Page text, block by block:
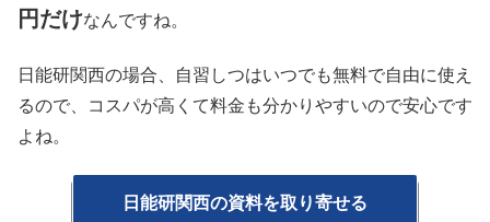
円だけなんですね。
日能研関西の場合、自習しつはいつでも無料で自由に使え
るので、コスパが高くて料金も分かりやすいので安心です
よね。
日能研関西の資料を取り寄せる